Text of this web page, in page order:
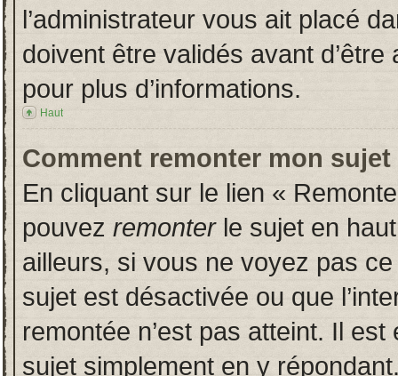
l’administrateur vous ait placé
doivent être validés avant
pour plus d’informations.
Haut
Comment remonter mon sujet
En cliquant sur le lien «
pouvez remonterle sujet en
ailleurs, si vous ne voyez pas
sujet est désactivée ou que
remontée n’est pas atteint. Il
sujet simplement en y